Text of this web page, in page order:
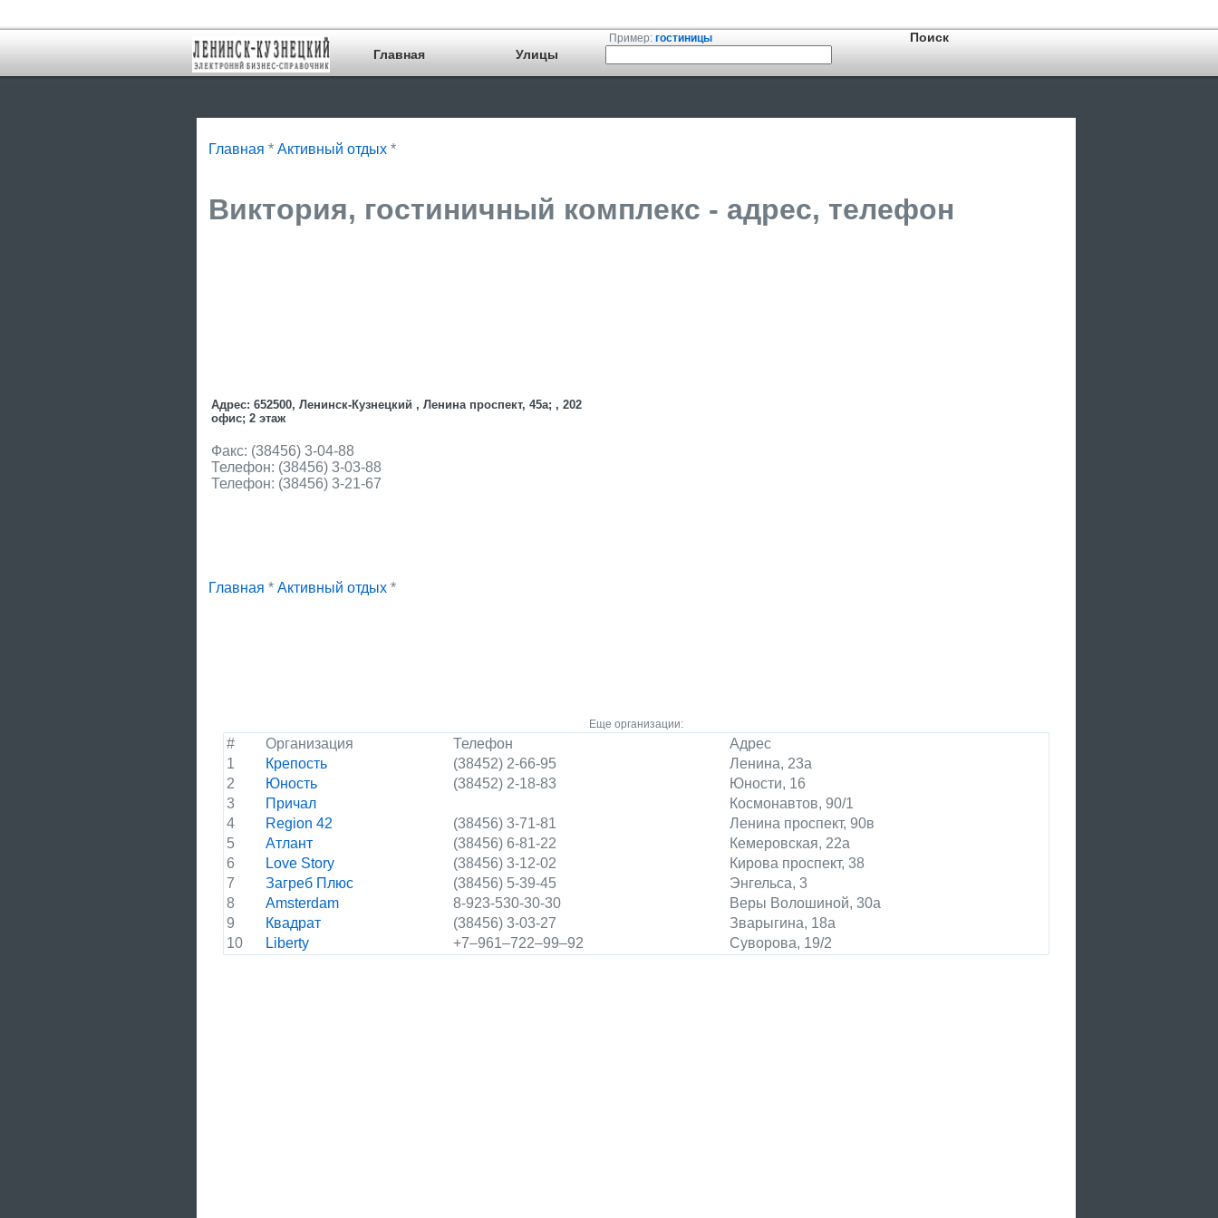
Пример: гостиницы
Главная Улицы
Главная * Активный отдых *
Виктория, гостиничный комплекс - адрес, телефон
Адрес: 652500, Ленинск-Кузнецкий , Ленина проспект, 45а; , 202
офис; 2 этаж
Факс: (38456) 3-04-88
Телефон: (38456) 3-03-88
Телефон: (38456) 3-21-67
Главная * Активный отдых *
Еще организации:
# Организация Телефон
Адрес
1
Крепость (38452) 2-66-95
Ленина, 23а
2
Юность (38452) 2-18-83
Юности, 16
3
Причал
Космонавтов, 90/1
4
Region 42 (38456) 3-71-81
Ленина проспект, 90в
5
Атлант (38456) 6-81-22
Кемеровская, 22а
6
Love Story (38456) 3-12-02
Кирова проспект, 38
7
Загреб Плюс (38456) 5-39-45
Энгельса, 3
8
Amsterdam 8-923-530-30-30
Веры Волошиной, 30а
9
Квадрат (38456) 3-03-27
Зварыгина, 18а
10
Liberty +7‒961‒722‒99‒92 Суворова, 19/2